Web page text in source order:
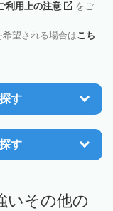
利用上の注意
をご
希望される場合はこち
す
す
いその他の